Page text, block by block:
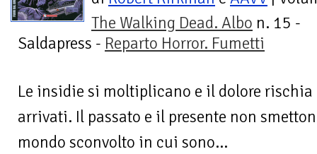
The Walking Dead. Albo n. 15 -
Saldapress - Reparto Horror. Fumetti
Le insidie si moltiplicano e il dolore
arrivati. Il passato e il presente non
mondo sconvolto in cui sono...